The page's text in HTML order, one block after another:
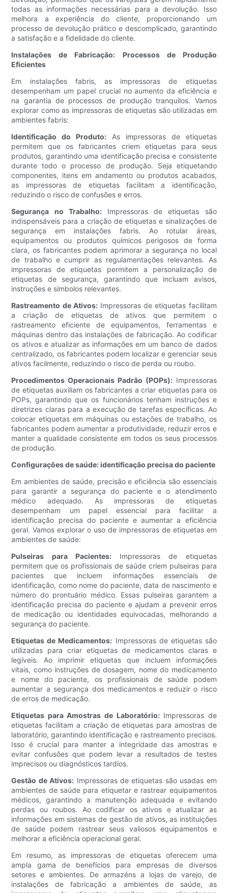
todas as informações necessárias para a devolução. Isso
melhora a experiência do cliente, proporcionando um
processo de devolução prático e descomplicado, garantindo
a satisfação e a fidelidade do cliente.
Instalações de Fabricação: Processos de Produção
Eficientes
Em instalações fabris, as impressoras de etiquetas
desempenham um papel crucial no aumento da eficiência e
na garantia de processos de produção tranquilos. Vamos
explorar como as impressoras de etiquetas são utilizadas em
ambientes fabris:
Identificação do Produto: As impressoras de etiquetas
permitem que os fabricantes criem etiquetas para seus
produtos, garantindo uma identificação precisa e consistente
durante todo o processo de produção. Seja etiquetando
componentes, itens em andamento ou produtos acabados,
as impressoras de etiquetas facilitam a identificação,
reduzindo o risco de confusões e erros.
Segurança no Trabalho:Impressoras de etiquetas são
indispensáveis ​​para a criação de etiquetas e sinalizações de
segurança em instalações fabris. Ao rotular áreas,
equipamentos ou produtos químicos perigosos de forma
clara, os fabricantes podem aprimorar a segurança no local
de trabalho e cumprir as regulamentações relevantes. As
impressoras de etiquetas permitem a personalização de
etiquetas de segurança, garantindo que incluam avisos,
instruções e símbolos relevantes.
Rastreamento de Ativos:Impressoras de etiquetas facilitam
a criação de etiquetas de ativos que permitem o
rastreamento eficiente de equipamentos, ferramentas e
máquinas dentro das instalações de fabricação. Ao codificar
os ativos e atualizar as informações em um banco de dados
centralizado, os fabricantes podem localizar e gerenciar seus
ativos facilmente, reduzindo o risco de perda ou roubo.
Procedimentos Operacionais Padrão (POPs):Impressoras
de etiquetas auxiliam os fabricantes a criar etiquetas para os
POPs, garantindo que os funcionários tenham instruções e
diretrizes claras para a execução de tarefas específicas. Ao
colocar etiquetas em máquinas ou estações de trabalho, os
fabricantes podem aumentar a produtividade, reduzir erros e
manter a qualidade consistente em todos os seus processos
de produção.
Configurações de saúde: identificação precisa do paciente
Em ambientes de saúde, precisão e eficiência são essenciais
para garantir a segurança do paciente e o atendimento
médico adequado. As impressoras de etiquetas
desempenham um papel essencial para facilitar a
identificação precisa do paciente e aumentar a eficiência
geral. Vamos explorar o uso de impressoras de etiquetas em
ambientes de saúde:
Pulseiras para Pacientes:Impressoras de etiquetas
permitem que os profissionais de saúde criem pulseiras para
pacientes que incluem informações essenciais de
identificação, como nome do paciente, data de nascimento e
número do prontuário médico. Essas pulseiras garantem a
identificação precisa do paciente e ajudam a prevenir erros
de medicação ou identidades equivocadas, melhorando a
segurança do paciente.
Etiquetas de Medicamentos: Impressoras de etiquetas são
utilizadas para criar etiquetas de medicamentos claras e
legíveis. Ao imprimir etiquetas que incluem informações
vitais, como instruções de dosagem, nome do medicamento
e nome do paciente, os profissionais de saúde podem
aumentar a segurança dos medicamentos e reduzir o risco
de erros de medicação.
Etiquetas para Amostras de Laboratório:Impressoras de
etiquetas facilitam a criação de etiquetas para amostras de
laboratório, garantindo identificação e rastreamento precisos.
Isso é crucial para manter a integridade das amostras e
evitar confusões que podem levar a resultados de testes
imprecisos ou diagnósticos tardios.
Gestão de Ativos: Impressoras de etiquetas são usadas em
ambientes de saúde para etiquetar e rastrear equipamentos
médicos, garantindo a manutenção adequada e evitando
perdas ou roubos. Ao codificar os ativos e atualizar as
informações em sistemas de gestão de ativos, as instituições
de saúde podem rastrear seus valiosos equipamentos e
melhorar a eficiência operacional geral.
Em resumo, as impressoras de etiquetas oferecem uma
ampla gama de benefícios para empresas de diversos
setores e ambientes. De armazéns a lojas de varejo, de
instalações de fabricação a ambientes de saúde, as